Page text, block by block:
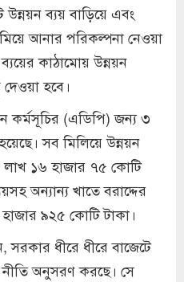
ব্যয় বাড়িয়ে এবং
আনার পরিকল্পনা নেওয়া
কাঠামোয় উন্নয়ন
হবে।
কর্মসূচির (এডিপি) জন্য ৩
সব মিলিয়ে উন্নয়ন
লাখ ১৬ হাজার ৭৫ কোটি
অন্যান্য খাতে বরাদ্দের
৯২৫ কোটি টাকা।
সরকার ধীরে ধীরে বাজেটে
অনুসরণ করছে। সে